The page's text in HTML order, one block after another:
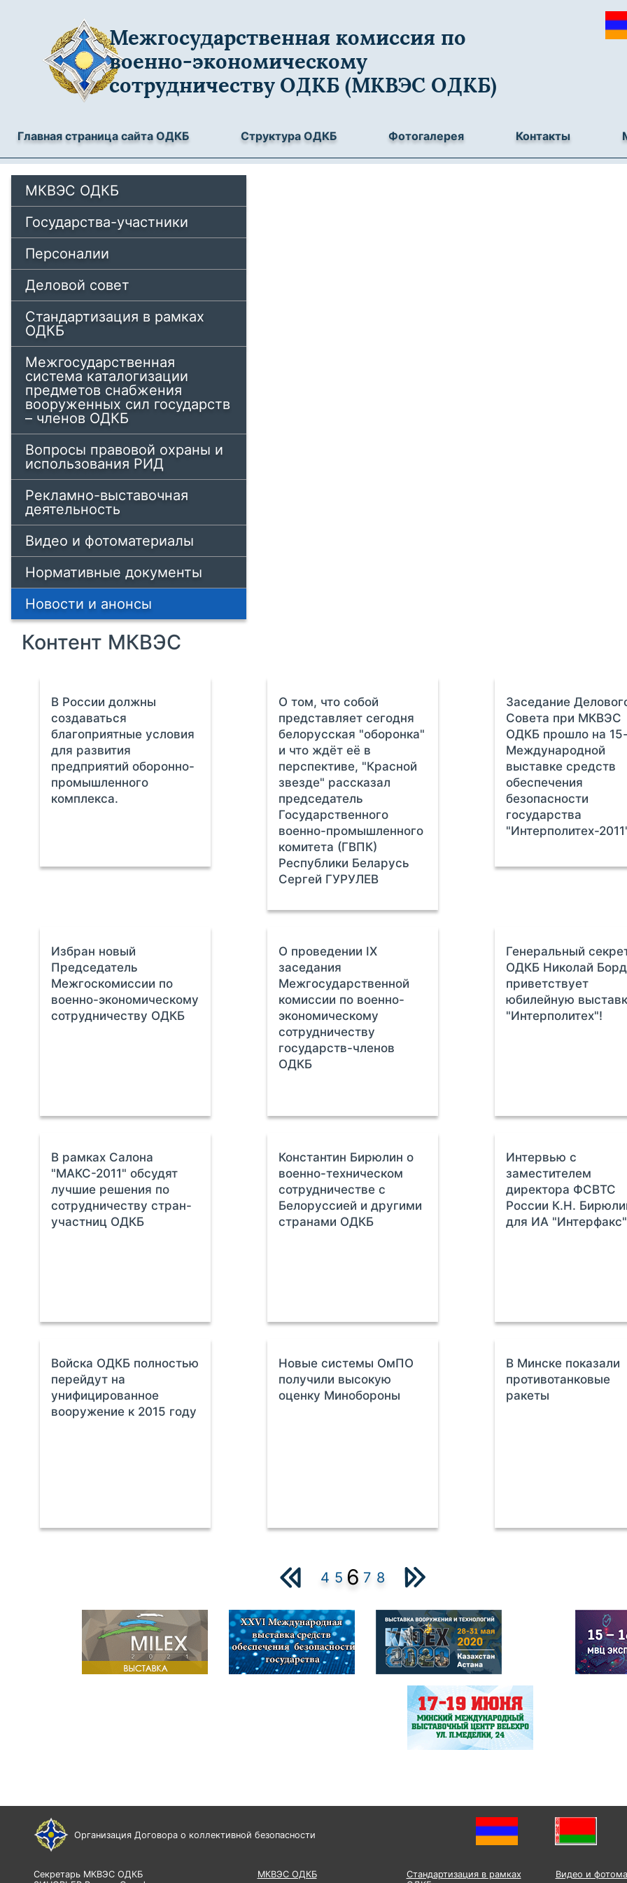
Межгосударственная комиссия по
военно-экономическому
сотрудничеству ОДКБ (МКВЭС ОДКБ)
Главная страница сайта ОДКБ Структура ОДКБ Фотогалерея Контакты
МКВЭС ОДКБ
Государства-участники
Персоналии
Деловой совет
Стандартизация в рамках
ОДКБ
Межгосударственная
система каталогизации
предметов снабжения
вооруженных сил государств
– членов ОДКБ
Вопросы правовой охраны и
использования РИД
Рекламно-выставочная
деятельность
Видео и фотоматериалы
Нормативные документы
Новости и анонсы
Контент МКВЭС
В России должны
создаваться
благоприятные условия
для развития
предприятий оборонно-
промышленного
комплекса.
О том, что собой
представляет сегодня
белорусская "оборонка"
и что ждёт её в
перспективе, "Красной
звезде" рассказал
председатель
Государственного
военно-промышленного
комитета (ГВПК)
Республики Беларусь
Сергей ГУРУЛЕВ
Заседание
Совета при МКВЭС
ОДКБ прошло на
Международной
выставке средств
обеспечения
безопасности
государства
"Интерполитех-
Избран новый
Председатель
Межгоскомиссии по
военно-экономическому
сотрудничеству ОДКБ
О проведении IX
заседания
Межгосударственной
комиссии по военно-
экономическому
сотрудничеству
государств-членов
ОДКБ
Генеральный
ОДКБ Николай
приветствует
юбилейную
"Интерполитех"!
В рамках Салона
"МАКС-2011" обсудят
лучшие решения по
сотрудничеству стран-
участниц ОДКБ
Константин Бирюлин о
военно-техническом
сотрудничестве с
Белоруссией и другими
странами ОДКБ
Интервью с
заместителем
директора ФСВТС
России К.Н.
для ИА "Интерфакс"
Войска ОДКБ полностью
перейдут на
унифицированное
вооружение к 2015 году
Новые системы ОмПО
получили высокую
оценку Минобороны
В Минске показали
противотанковые
ракеты
4 5 6 7 8
Организация Договора о коллективной безопасности
Секретарь МКВЭС ОДКБ
МКВЭС ОДКБ
Стандартизация в рамках
Видео и